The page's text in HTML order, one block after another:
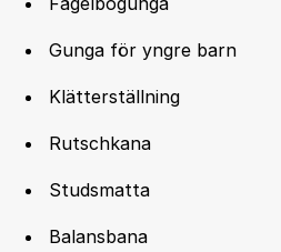
Gunga för yngre barn
Klätterställning
Rutschkana
Studsmatta
Balansbana